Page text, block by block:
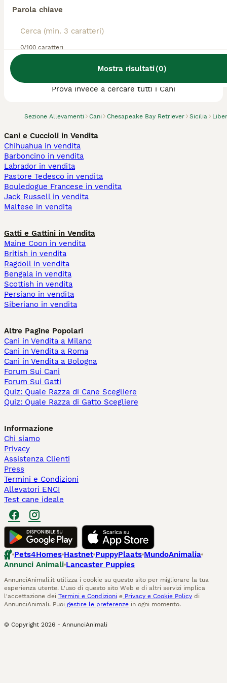
Parola chiave
0/100 caratteri
Mostra risultati(0)
Sezione Allevamenti Cani Chesapeake Bay Retriever Sicilia
Abbiamo trovato 0 Allevamento di
Prova invece a cercare tutti i Cani
Cani e Cuccioli in Vendita
Chihuahua in vendita
Barboncino in vendita
Labrador in vendita
Pastore Tedesco in vendita
Bouledogue Francese in vendita
Jack Russell in vendita
Maltese in vendita
Gatti e Gattini in Vendita
Maine Coon in vendita
British in vendita
Ragdoll in vendita
Bengala in vendita
Scottish in vendita
Persiano in vendita
Siberiano in vendita
Altre Pagine Popolari
Cani in Vendita a Milano
Cani in Vendita a Roma
Cani in Vendita a Bologna
Forum Sui Cani
Forum Sui Gatti
Quiz: Quale Razza di Cane Scegliere
Quiz: Quale Razza di Gatto Scegliere
Informazione
Chi siamo
Privacy
Assistenza Clienti
Press
Termini e Condizioni
Allevatori ENCI
Test cane ideale
Pets4Homes Hastnet PuppyPlaats MundoAnimalia
Annunci Animali Lancaster Puppies
AnnunciAnimali.it utilizza i cookie su questo sito per migliorare la tua
esperienza utente. L'uso di questo sito Web e di altri servizi implica
l'accettazione dei Termini e Condizioni e Privacy e Cookie Policy di
AnnunciAnimali. Puoi gestire le preferenze in ogni momento.
© Copyright 2026 - AnnunciAnimali